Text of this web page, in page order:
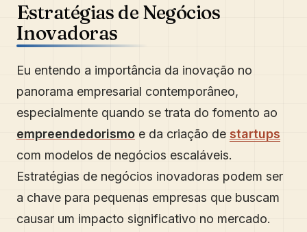
Estratégias de Negócios
Inovadoras
Eu entendo a importância da inovação no
panorama empresarial contemporâneo,
especialmente quando se trata do fomento ao
empreendedorismo e da criação de startups
com modelos de negócios escaláveis.
Estratégias de negócios inovadoras podem ser
a chave para pequenas empresas que buscam
causar um impacto significativo no mercado.